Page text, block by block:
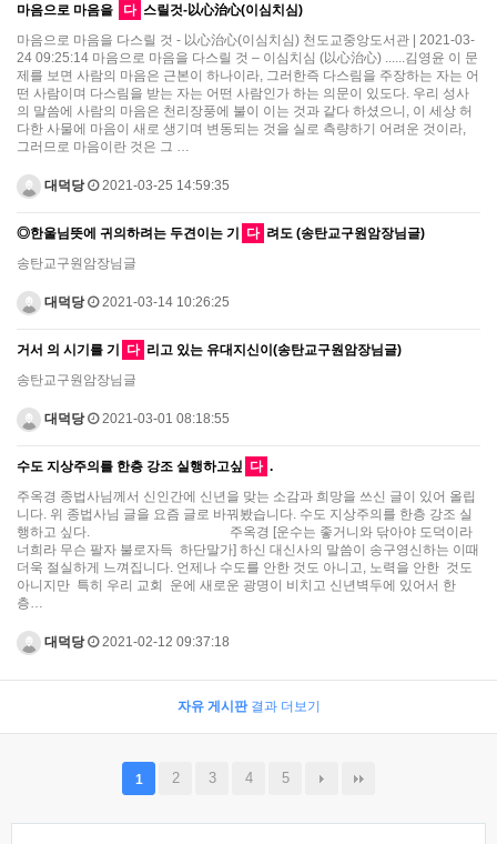
마음으로 마음을 다 스릴것-以心治心(이심치심)
마음으로 마음을 다스릴 것 - 以心治心(이심치심) 천도교중앙도서관 | 2021-03-
24 09:25:14 마음으로 마음을 다스릴 것 – 이심치심 (以心治心) ......김영윤 이 문
제를 보면 사람의 마음은 근본이 하나이라, 그러한즉 다스림을 주장하는 자는 어
떤 사람이며 다스림을 받는 자는 어떤 사람인가 하는 의문이 있도다. 우리 성사
의 말씀에 사람의 마음은 천리장풍에 불이 이는 것과 같다 하셨으니, 이 세상 허
다한 사물에 마음이 새로 생기며 변동되는 것을 실로 측량하기 어려운 것이라,
그러므로 마음이란 것은 그 …
대덕당 2021-03-25 14:59:35
◎한울님뜻에 귀의하려는 두견이는 기 다 려도 (송탄교구원암장님글)
송탄교구원암장님글
대덕당 2021-03-14 10:26:25
거서 의 시기를 기 다 리고 있는 유대지신이(송탄교구원암장님글)
송탄교구원암장님글
대덕당 2021-03-01 08:18:55
수도 지상주의를 한층 강조 실행하고싶 다 .
주옥경 종법사님께서 신인간에 신년을 맞는 소감과 희망을 쓰신 글이 있어 올립
니다. 위 종법사님 글을 요즘 글로 바꿔봤습니다. 수도 지상주의를 한층 강조 실
행하고 싶다. 주옥경 [운수는 좋거니와 닦아야 도덕이라
너희라 무슨 팔자 불로자득 하단말가] 하신 대신사의 말씀이 송구영신하는 이때
더욱 절실하게 느껴집니다. 언제나 수도를 안한 것도 아니고, 노력을 안한 것도
아니지만 특히 우리 교회 운에 새로운 광명이 비치고 신년벽두에 있어서 한
층…
대덕당 2021-02-12 09:37:18
자유 게시판결과 더보기
1 2 3 4 5